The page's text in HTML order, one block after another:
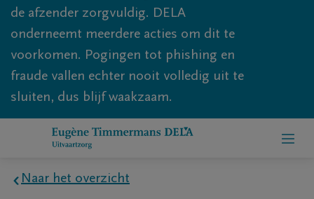
de afzender zorgvuldig. DELA
onderneemt meerdere acties om dit te
voorkomen. Pogingen tot phishing en
fraude vallen echter nooit volledig uit te
sluiten, dus blijf waakzaam.
Naar het overzicht